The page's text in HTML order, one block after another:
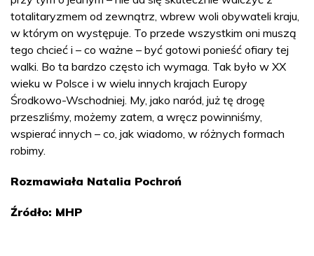
totalitaryzmem od zewnątrz, wbrew woli obywateli kraju,
w którym on występuje. To przede wszystkim oni muszą
tego chcieć i – co ważne – być gotowi ponieść ofiary tej
walki. Bo ta bardzo często ich wymaga. Tak było w XX
wieku w Polsce i w wielu innych krajach Europy
Środkowo-Wschodniej. My, jako naród, już tę drogę
przeszliśmy, możemy zatem, a wręcz powinniśmy,
wspierać innych – co, jak wiadomo, w różnych formach
robimy.
Rozmawiała Natalia Pochroń
Źródło: MHP